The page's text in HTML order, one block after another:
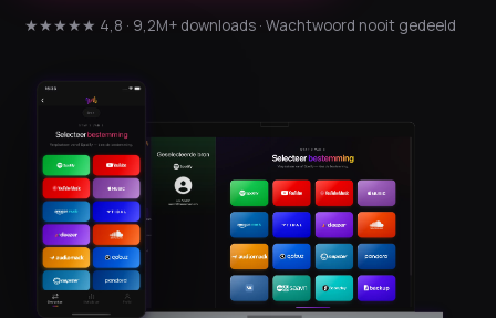
★★★★★ 4,8 · 9,2M+ downloads · Wachtwoord nooit gedeeld